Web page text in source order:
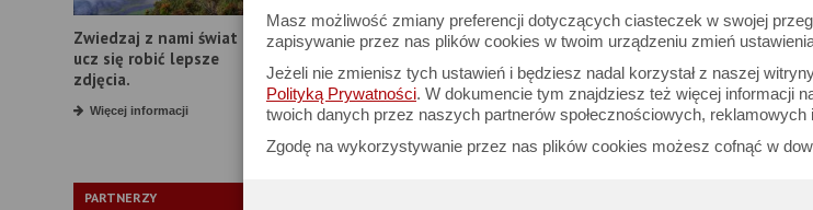
Masz możliwość zmiany preferencji dotyczących ciasteczek w swojej
zapisywanie przez nas plików cookies w twoim urządzeniu zmień
Jeżeli nie zmienisz tych ustawień i będziesz nadal korzystał z naszej
Polityką Prywatności. W dokumencie tym znajdziesz też więcej informacji
twoich danych przez naszych partnerów społecznościowych, reklamowych
Zgodę na wykorzystywanie przez nas plików cookies możesz cofnąć w
Zwiedzaj z nami świat i
ucz się robić lepsze
zdjęcia.
Więcej informacji
PARTNERZY
14 grudnia 2020
KOMENTARZE CZYTELNIKÓW (55)
Super artykul.. Z lunet delty poznałem starszego brata(czy